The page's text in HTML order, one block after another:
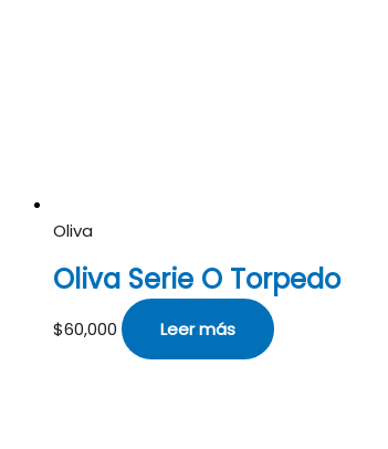
Oliva
Oliva Serie O Torpedo
$60,000 Leer más